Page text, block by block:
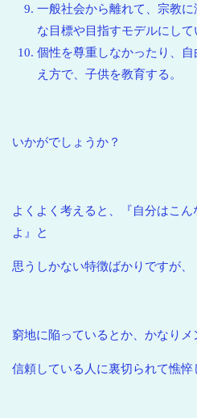
一般社会から離れて、宗教
な目標や目指すモデルにして
個性を尊重しなかったり、
え方で、子供を教育する。
いかがでしょうか？
よくよく考えると、『自分はこ
よ』と
思うしかない特徴ばかりですが、
窮地に陥っているとか、かなり
信頼している人に裏切られて憔悴